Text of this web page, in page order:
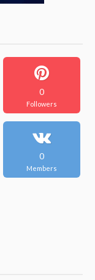
0
Followers
0
Members